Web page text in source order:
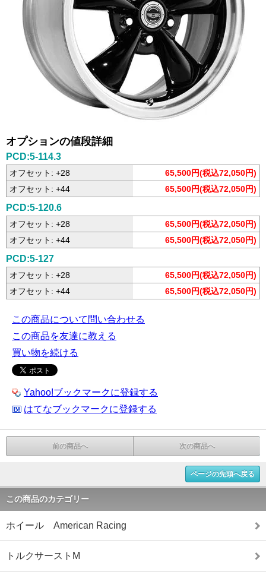
オプションの値段詳細
PCD:5-114.3
オフセット: +28
65,500円(税込72,050円)
オフセット: +44
65,500円(税込72,050円)
PCD:5-120.6
オフセット: +28
65,500円(税込72,050円)
オフセット: +44
65,500円(税込72,050円)
PCD:5-127
オフセット: +28
65,500円(税込72,050円)
オフセット: +44
65,500円(税込72,050円)
この商品について問い合わせる
この商品を友達に教える
買い物を続ける
Yahoo!ブックマークに登録する
はてなブックマークに登録する
前の商品へ 次の商品へ
ページの先頭へ戻る
この商品のカテゴリー
ホイール American Racing
トルクサーストM